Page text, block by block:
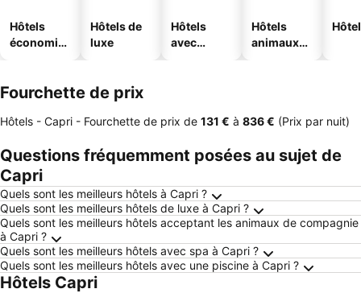
Hôtels
économiq
Hôtels de
luxe
Hôtels
avec
Hôtels
animaux
Fourchette de prix
Hôtels - Capri - Fourchette de prix de ‎131 € à ‎836 € (Prix par nuit)
Questions fréquemment posées au sujet de
Capri
Quels sont les meilleurs hôtels à Capri ?
Quels sont les meilleurs hôtels de luxe à Capri ?
Quels sont les meilleurs hôtels acceptant les animaux de compagnie
à Capri ?
Quels sont les meilleurs hôtels avec spa à Capri ?
Quels sont les meilleurs hôtels avec une piscine à Capri ?
Hôtels Capri